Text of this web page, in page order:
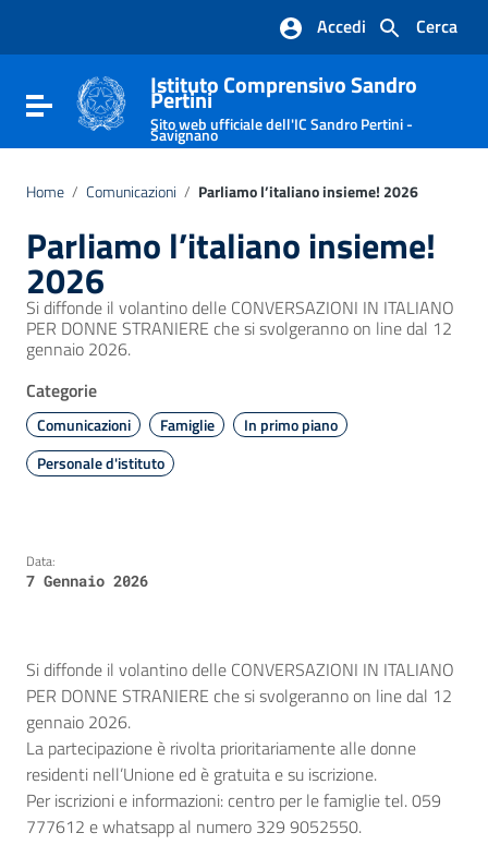
Vai al footer
Cerca
Accedi
Attiva / disattiva la navigazione
Istituto Comprensivo Sandro
Pertini
Sito web ufficiale dell'IC Sandro Pertini -
Savignano
Home / Comunicazioni / Parliamo l’italiano insieme! 2026
Parliamo l’italiano insieme!
2026
Si diffonde il volantino delle CONVERSAZIONI IN ITALIANO
PER DONNE STRANIERE che si svolgeranno on line dal 12
gennaio 2026.
Categorie
Comunicazioni Famiglie
In primo piano
Personale d'istituto
Data:
7 Gennaio 2026
Si diffonde il volantino delle CONVERSAZIONI IN ITALIANO
PER DONNE STRANIERE che si svolgeranno on line dal 12
gennaio 2026.
La partecipazione è rivolta prioritariamente alle donne
residenti nell’Unione ed è gratuita e su iscrizione.
Per iscrizioni e informazioni: centro per le famiglie tel. 059
777612 e whatsapp al numero 329 9052550.